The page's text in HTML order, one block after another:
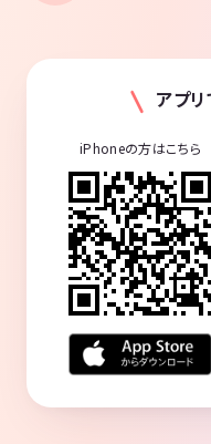
アプ
iPhoneの方はこちら